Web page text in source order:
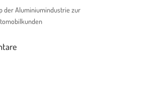
der Aluminiumindustrie zur